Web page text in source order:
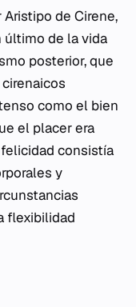
de Cirene,
de la vida
posterior, que
como el bien
el placer era
consistía
y
flexibilidad